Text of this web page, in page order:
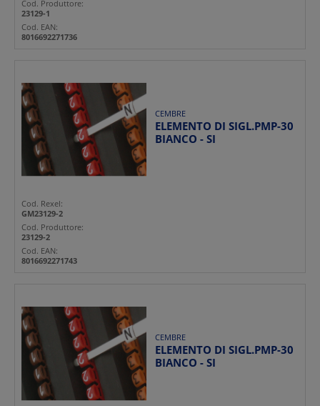
Cod. Produttore:
23129-1
Cod. EAN:
8016692271736
CEMBRE
ELEMENTO DI SIGL.PMP-30
BIANCO - SI
Cod. Rexel:
GM23129-2
Cod. Produttore:
23129-2
Cod. EAN:
8016692271743
CEMBRE
ELEMENTO DI SIGL.PMP-30
BIANCO - SI